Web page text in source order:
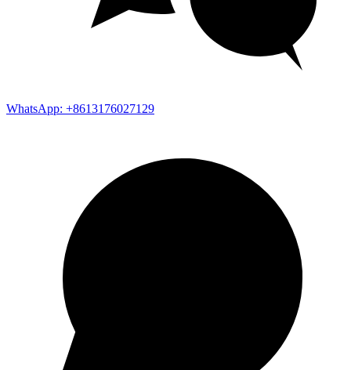
WhatsApp: +8613176027129